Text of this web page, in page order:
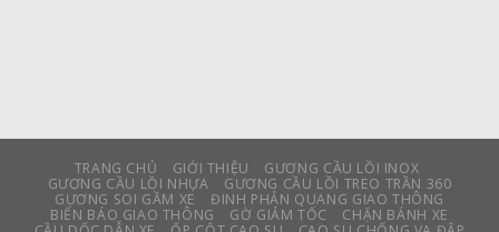
TRANG CHỦ GIỚI THIỆU
GƯƠNG CẦU LỒI INOX
GƯƠNG CẦU LỒI NHỰA
GƯƠNG CẦU LỒI TREO TRẦN 360
GƯƠNG SOI GẦM XE
ĐINH PHẢN QUANG GIAO THÔNG
BIỂN BÁO GIAO THÔNG
GỜ GIẢM TỐC
CHẶN BÁNH XE